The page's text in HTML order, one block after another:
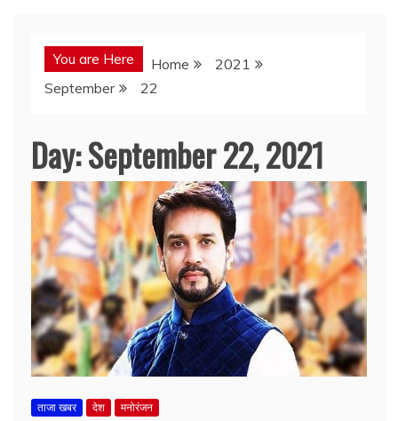
You are Here Home
2021
September
22
Day:September 22, 2021
ताजा खबर देश मनोरंजन